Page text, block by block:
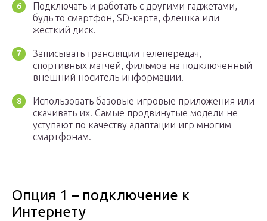
Подключать и работать с другими гаджетами,
будь то смартфон, SD-карта, флешка или
жесткий диск.
Записывать трансляции телепередач,
спортивных матчей, фильмов на подключенный
внешний носитель информации.
Использовать базовые игровые приложения или
скачивать их. Самые продвинутые модели не
уступают по качеству адаптации игр многим
смартфонам.
Опция 1 – подключение к
Интернету